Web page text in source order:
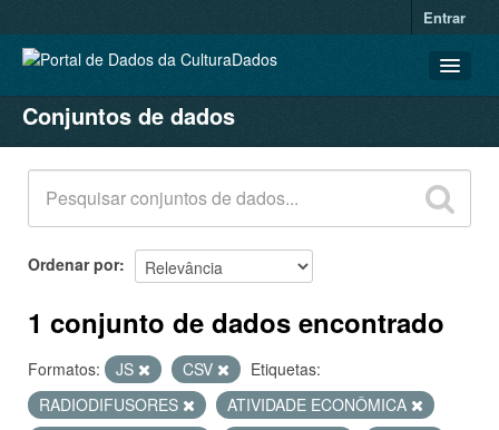
Entrar
CONJUNTOS DE DADOS
ORGANIZAÇÕES
GRUPOS
SOBRE
Conjuntos de dados
Ordenar por
1 conjunto de dados encontrado
Formatos: JS CSV
Etiquetas:
RADIODIFUSORES
ATIVIDADE ECONÔMICA